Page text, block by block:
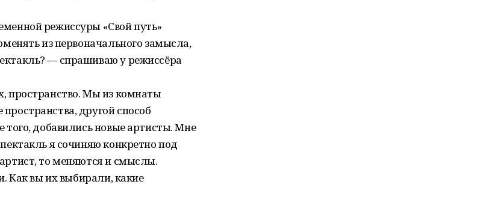
режиссуры «Свой путь»
из первоначального замысла,
— спрашиваю у режиссёра
пространство. Мы из комнаты
другой способ
того, добавились новые артисты. Мне
я сочиняю конкретно под
то меняются и смыслы.
Как вы их выбирали, какие